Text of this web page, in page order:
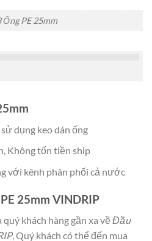
Ống PE 25mm
dụng keo dán ống
Không tốn tiền ship
với kênh phân phối cả nước
25mm VINDRIP
khách hàng gần xa về Đầu
, Quý khách có thể đến mua